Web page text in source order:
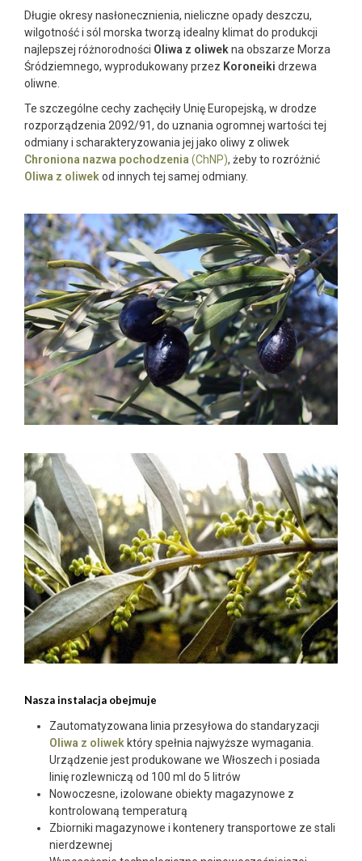
Długie okresy nasłonecznienia, nieliczne opady deszczu,
wilgotność i sól morska tworzą idealny klimat do produkcji
najlepszej różnorodności Oliwa z oliwekna obszarze Morza
Śródziemnego, wyprodukowany przez Koroneiki drzewa
oliwne.
Te szczególne cechy zachęciły Unię Europejską, w drodze
rozporządzenia 2092/91, do uznania ogromnej wartości tej
odmiany i scharakteryzowania jej jako oliwy z oliwek
Chroniona nazwa pochodzenia(ChNP), żeby to rozróżnić
Oliwa z oliwekod innych tej samej odmiany.
Nasza instalacja obejmuje
Zautomatyzowana linia przesyłowa do standaryzacji
Oliwa z oliwekktóry spełnia najwyższe wymagania.
Urządzenie jest produkowane we Włoszech i posiada
linię rozlewniczą od 100 ml do 5 litrów
Nowoczesne, izolowane obiekty magazynowe z
kontrolowaną temperaturą
Zbiorniki magazynowe i kontenery transportowe ze stali
nierdzewnej